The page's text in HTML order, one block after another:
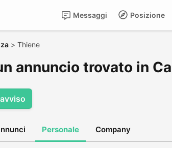
Posizione
Messaggi
> Thiene
annuncio trovato in
Personale Company